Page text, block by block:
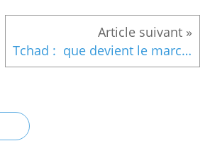
Tchad : que devient le marché public N°222 de l’Enseignement Technique et de la Formation Professionnelle ?